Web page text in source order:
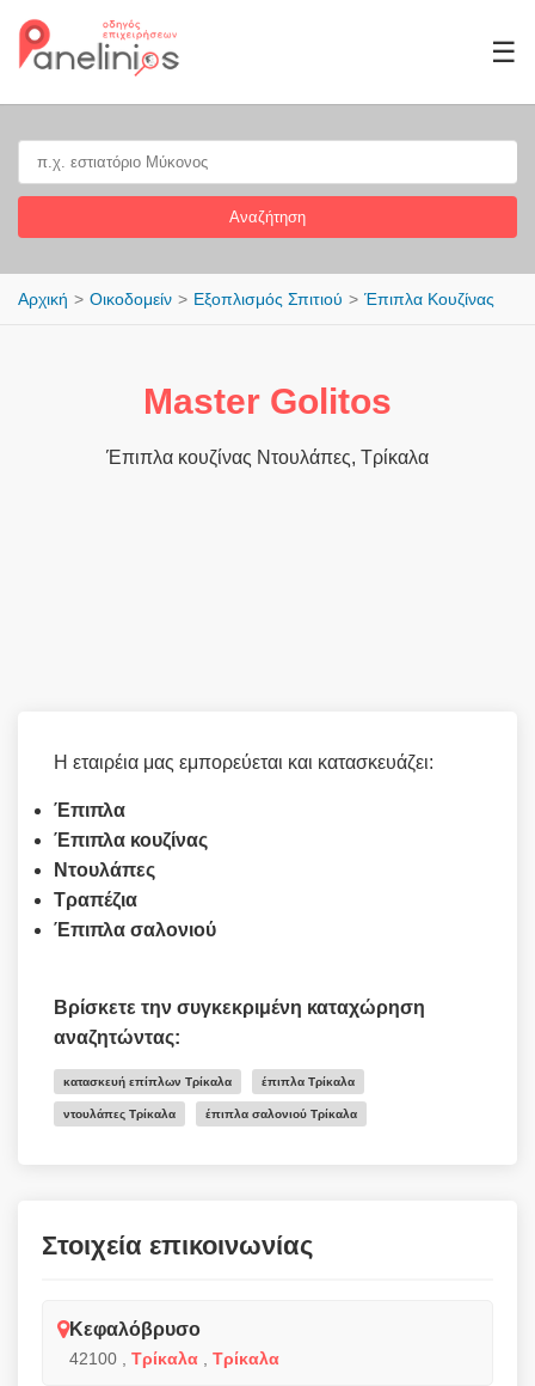
☰
Αναζήτηση
Αρχική Οικοδομείν Εξοπλισμός Σπιτιού Έπιπλα Κουζίνας
Master Golitos
Έπιπλα κουζίνας Ντουλάπες, Τρίκαλα
Η εταιρέια μας εμπορεύεται και κατασκευάζει:
Έπιπλα
Έπιπλα κουζίνας
Ντουλάπες
Τραπέζια
Έπιπλα σαλονιού
Βρίσκετε την συγκεκριμένη καταχώρηση
αναζητώντας:
κατασκευή επίπλων Τρίκαλα έπιπλα Τρίκαλα
ντουλάπες Τρίκαλα έπιπλα σαλονιού Τρίκαλα
Στοιχεία επικοινωνίας
Κεφαλόβρυσο
42100 Τρίκαλα Τρίκαλα